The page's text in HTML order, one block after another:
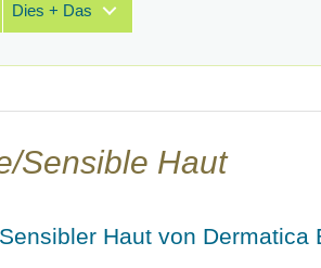
Dies + Das
Sensible Haut
Haut von Dermatica